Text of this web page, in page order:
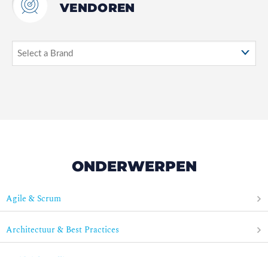
VENDOREN
ONDERWERPEN
Agile & Scrum
Architectuur & Best Practices